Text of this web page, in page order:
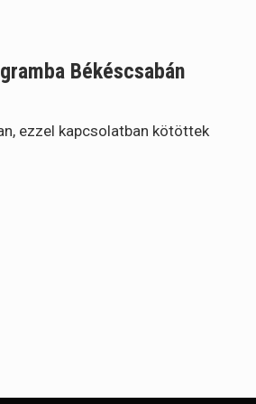
Békéscsabán
ezzel kapcsolatban kötöttek